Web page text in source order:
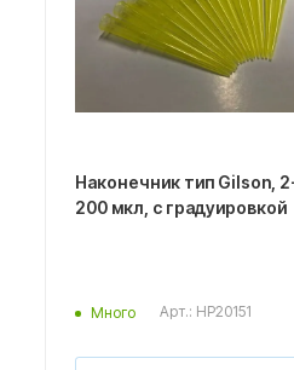
Наконечник тип Gilson,
200 мкл, с градуировкой
Много Арт.: HP20151